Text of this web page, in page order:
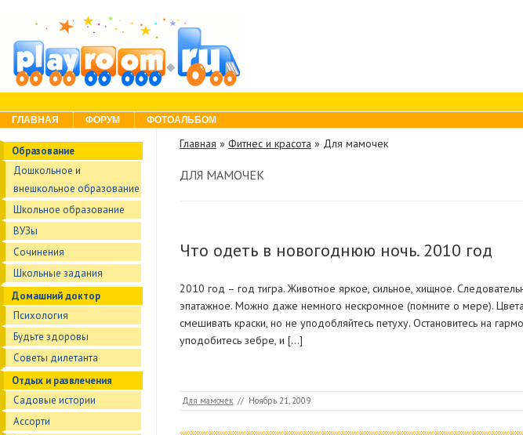
Menu
Skip to content
ГЛАВНАЯ ФОРУМ ФОТОАЛЬБОМ
Образование
Дошкольное и
внешкольное образование
Школьное образование
ВУЗы
Сочинения
Школьные задания
Домашний доктор
Психология
Будьте здоровы
Советы дилетанта
Отдых и развлечения
Садовые истории
Ассорти
Главная » Фитнес и красота » Для мамочек
ДЛЯ МАМОЧЕК
Что одеть в новогоднюю ночь. 2010 год
2010 год – год тигра. Животное яркое, сильное, хищное.
эпатажное. Можно даже немного нескромное (помните о мере).
смешивать краски, но не уподобляйтесь петуху. Остановитесь на
уподобитесь зебре, и […]
Для мамочек // Ноябрь 21, 2009